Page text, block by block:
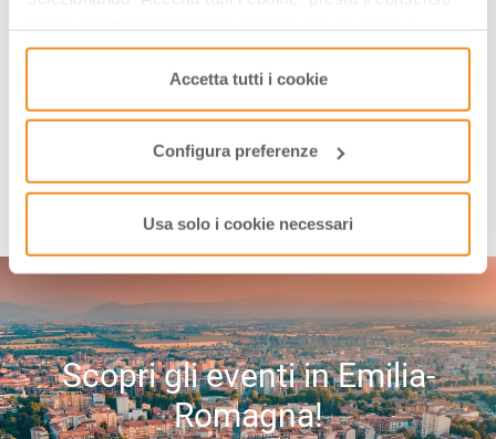
consenso cliccando su “Usa solo i cookie necessari” e
saranno attivati i soli cookie tecnici necessari al corretto
funzionamento del sito.
Accetta tutti i cookie
Configura preferenze
Usa solo i cookie necessari
Conosci la nostra newsletter?
Ogni primo del mese, una email con contenuti selezionati ed eventi in
arrivo.
ISCRIVITI
Scopri gli eventi in Emilia-
Romagna!